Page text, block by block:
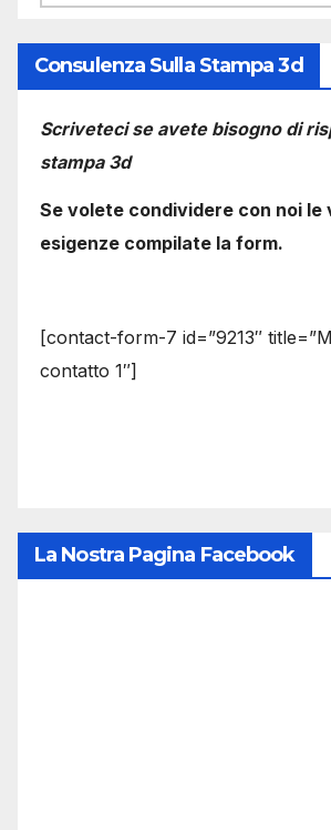
Consulenza Sulla Stampa 3d
Scriveteci se avete bisogno di
stampa 3d
Se volete condividere con noi le
esigenze compilate la form.
[contact-form-7 id=”9213″
contatto 1″]
La Nostra Pagina Facebook